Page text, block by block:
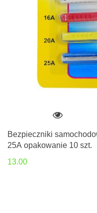
Bezpieczniki
25A opakowanie 10 szt.
13.00